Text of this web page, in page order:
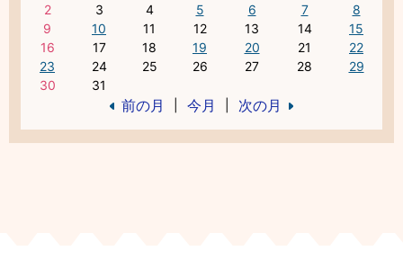
2
3 4 5 6 7
8
9
10 11 12 13 14
15
16
17 18 19 20 21
22
23
24 25 26 27 28
29
30
31
前の月 今月 次の月